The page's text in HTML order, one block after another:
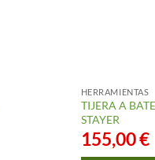
HERRAMIENTAS
TIJERA A
STAYER
155,00€